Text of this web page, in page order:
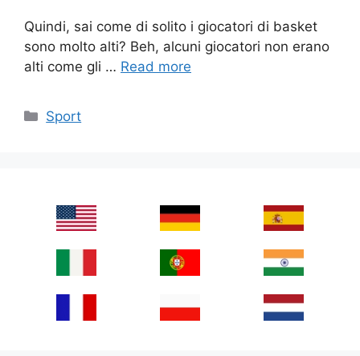
Quindi, sai come di solito i giocatori di basket
sono molto alti? Beh, alcuni giocatori non erano
alti come gli … Read more
Categories
Sport